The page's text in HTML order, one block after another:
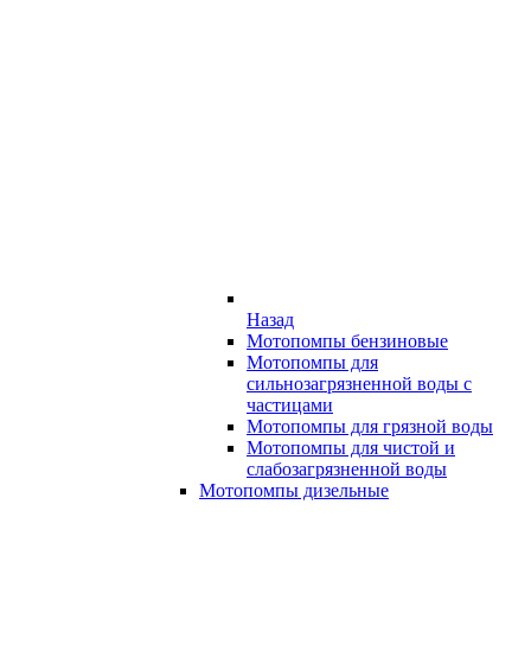
Назад
Мотопомпы бензиновые
Мотопомпы для
сильнозагрязненной воды с
частицами
Мотопомпы для грязной воды
Мотопомпы для чистой и
слабозагрязненной воды
Мотопомпы дизельные